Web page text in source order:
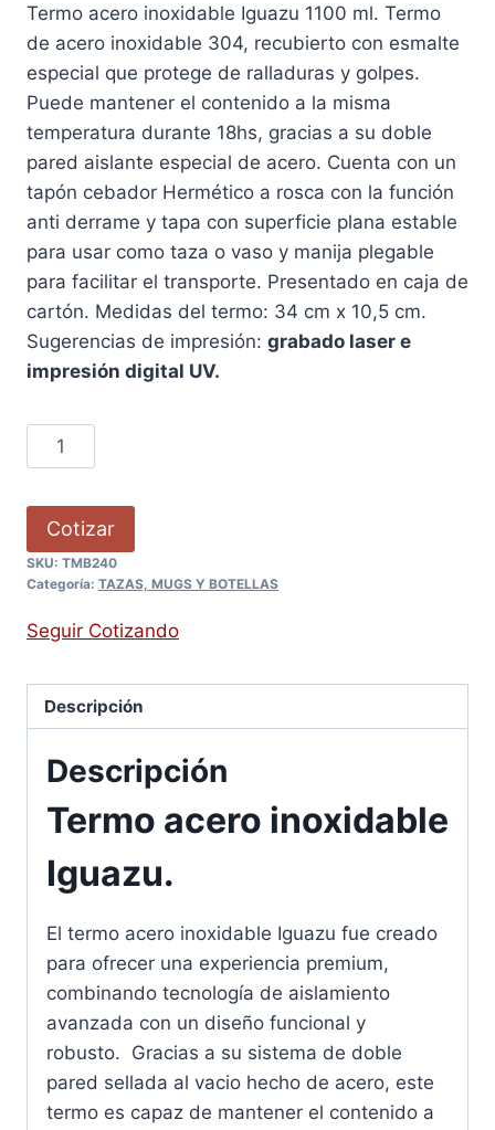
Termo acero inoxidable Iguazu 1100 ml. Termo
de acero inoxidable 304, recubierto con esmalte
especial que protege de ralladuras y golpes.
Puede mantener el contenido a la misma
temperatura durante 18hs, gracias a su doble
pared aislante especial de acero. Cuenta con un
tapón cebador Hermético a rosca con la función
anti derrame y tapa con superficie plana estable
para usar como taza o vaso y manija plegable
para facilitar el transporte. Presentado en caja de
cartón. Medidas del termo: 34 cm x 10,5 cm.
Sugerencias de impresión: grabado laser e
impresión digital UV.
Cotizar
SKU: TMB240
Categoría: TAZAS, MUGS Y BOTELLAS
Seguir Cotizando
Descripción
Descripción
Termo acero inoxidable
Iguazu.
El termo acero inoxidable Iguazu fue creado
para ofrecer una experiencia premium,
combinando tecnología de aislamiento
avanzada con un diseño funcional y
robusto. Gracias a su sistema de doble
pared sellada al vacio hecho de acero, este
termo es capaz de mantener el contenido a